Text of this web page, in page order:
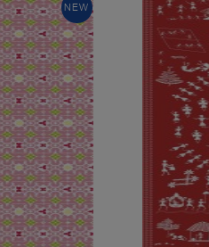
NEW